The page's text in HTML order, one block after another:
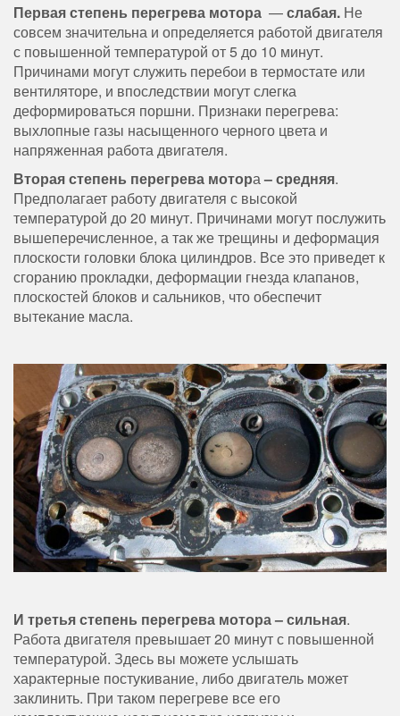
Первая степень перегрева мотора —слабая. Не
совсем значительна и определяется работой двигателя
с повышенной температурой от 5 до 10 минут.
Причинами могут служить перебои в термостате или
вентиляторе, и впоследствии могут слегка
деформироваться поршни. Признаки перегрева:
выхлопные газы насыщенного черного цвета и
напряженная работа двигателя.
Вторая степень перегрева мотора– средняя.
Предполагает работу двигателя с высокой
температурой до 20 минут. Причинами могут послужить
вышеперечисленное, а так же трещины и деформация
плоскости головки блока цилиндров. Все это приведет к
сгоранию прокладки, деформации гнезда клапанов,
плоскостей блоков и сальников, что обеспечит
вытекание масла.
И третья степень перегрева мотора – сильная.
Работа двигателя превышает 20 минут с повышенной
температурой. Здесь вы можете услышать
характерные постукивание, либо двигатель может
заклинить. При таком перегреве все его